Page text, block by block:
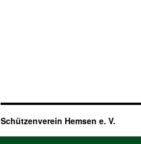
Schützenverein Hemsen e. V.